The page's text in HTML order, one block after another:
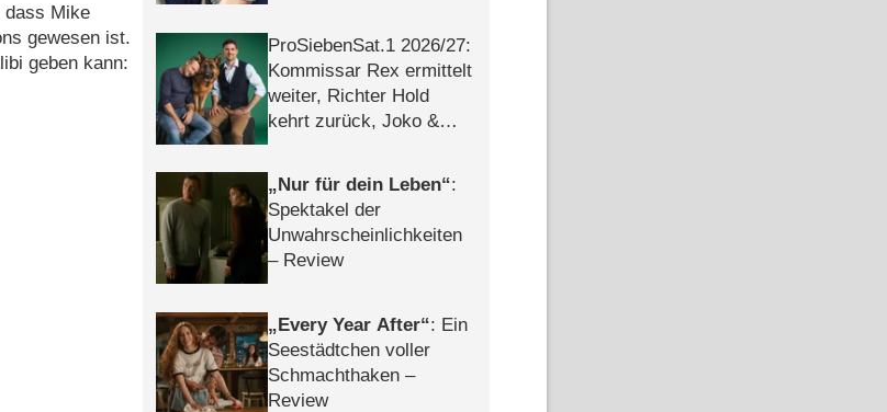
dass Mike
gewesen ist.
geben kann:
ProSiebenSat.1 2026/​27:
Kommissar Rex ermittelt
weiter, Richter Hold
kehrt zurück, Joko &
Nur für dein Leben :
Spektakel der
Unwahrscheinlichkeiten
– Review
Every Year After : Ein
Seestädtchen voller
Schmachthaken –
Review